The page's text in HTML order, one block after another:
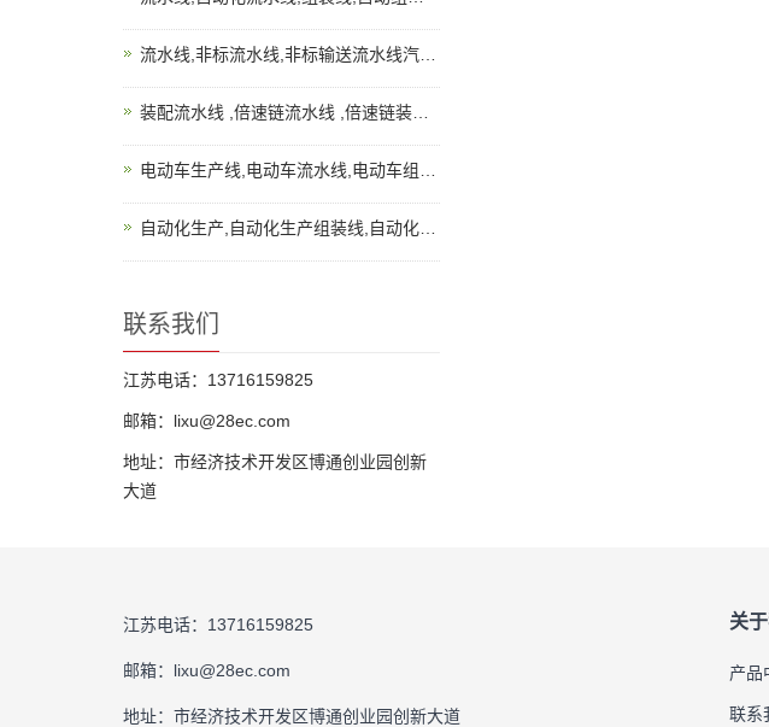
联系我们
江苏电话：13716159825
邮箱：lixu@28ec.com
地址：市经济技术开发区博通创业园创新
大道
江苏电话：13716159825
邮箱：lixu@28ec.com
地址：市经济技术开发区博通创业园创新大道
关于
产品
联系